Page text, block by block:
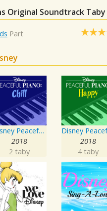
Original Soundtrack
Part
Disney Peaceful Piano: Chill
2018
2 taby
2018
4 taby